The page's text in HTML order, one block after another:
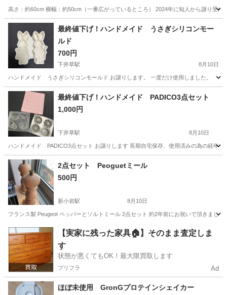
高さ：約60cm 横幅：約50cm（一番広がっているところ） 2024年に知人から譲り受
家庭用品 ウンベラータ
最終値下げ！ハンドメイド うさぎシリコンモー
ルド
700円
下井草駅 8月10日
ハンドメイド うさぎシリコンモールド お譲りします。 一度だけ使用しました。
杉並区 下井草駅 シリコンモールド
最終値下げ！ハンドメイド PADICO3点セット
1,000円
下井草駅 8月10日
ハンドメイド PADICO3点セット お譲りします 長期自宅保存、使用済みの為の経年
東京 杉並区 下井草駅
2点セット Peoguetミール
500円
新小岩駅 8月10日
フランス製 Peugeot ペッパーとソルトミール 2点セット 約2年前にお祝いで頂きまし
東京 新小岩駅 調理器具
【実家に残った家具🏠】そのまま査定しま
す
状態が悪くてもOK！最大限買取します
プリフラ Ad
ほぼ未使用 GronGプロテインシェイカー